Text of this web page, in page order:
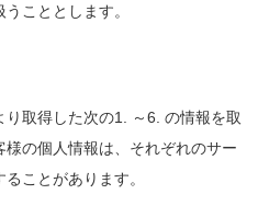
こととします。
取得した次の1. ～6. の情報を取
の個人情報は、それぞれのサー
ことがあります。